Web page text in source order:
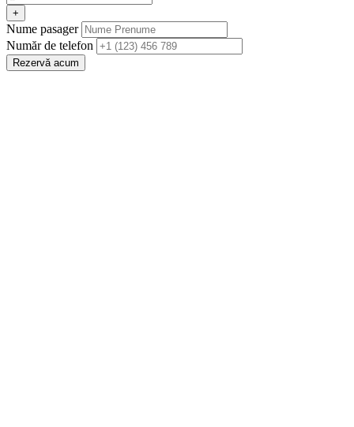
+
Nume pasager
Număr de telefon
Rezervă acum